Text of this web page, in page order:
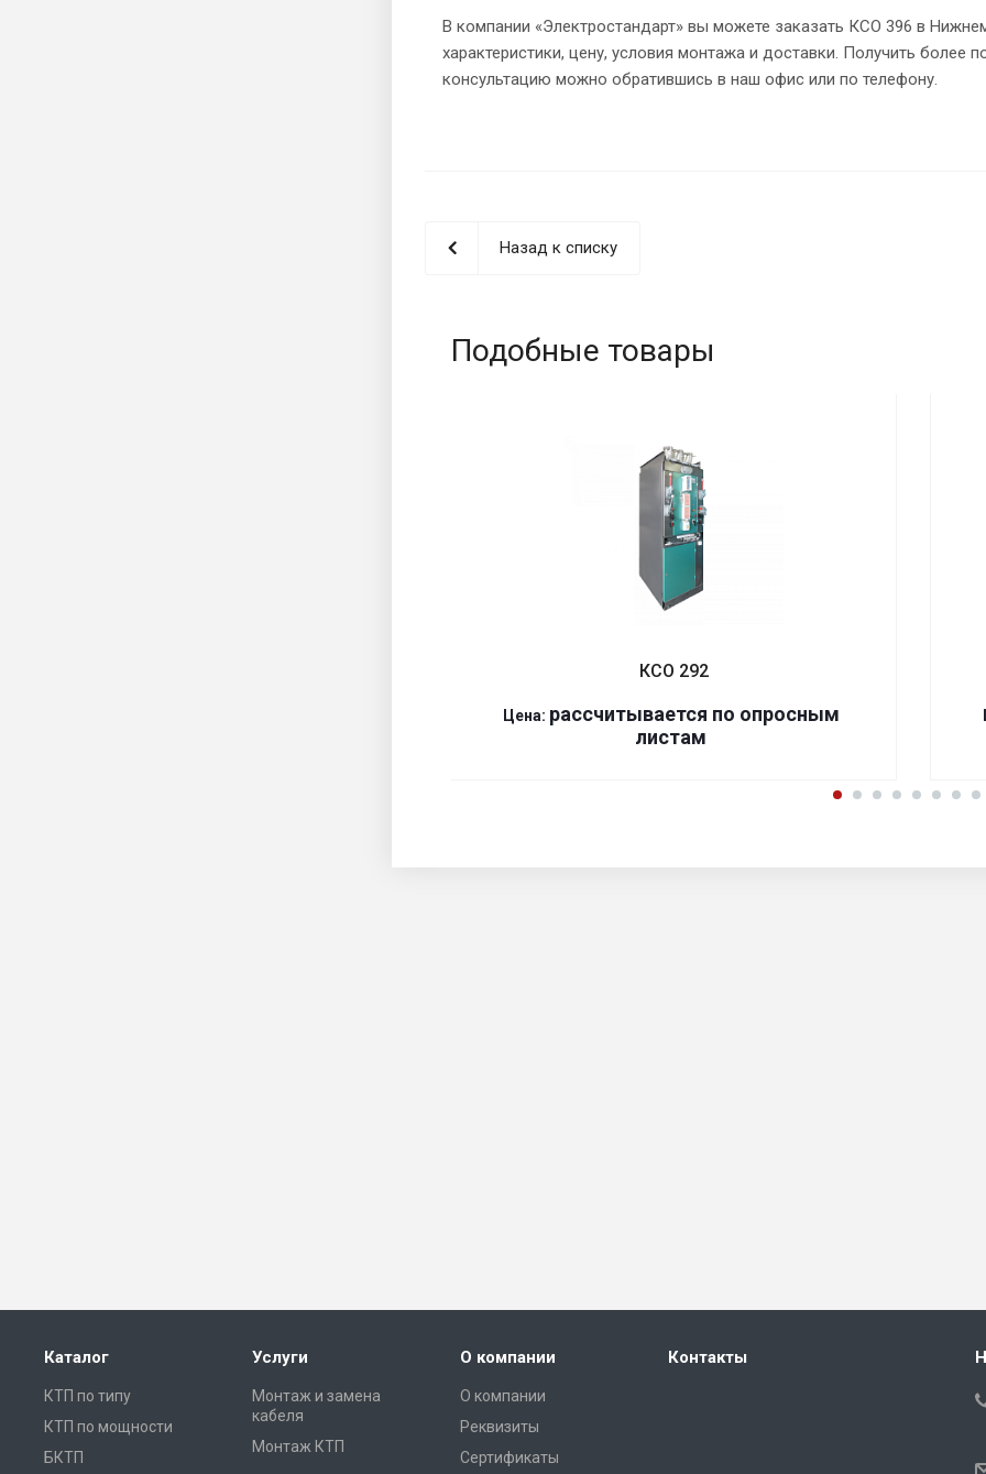
В компании «Электростандарт» вы можете заказать КСО 396 в
характеристики, цену, условия монтажа и доставки. Получить
консультацию можно обратившись в наш офис или по телефону.
Назад к списку
Подобные товары
КСО 292
Цена: рассчитывается по опросным
листам
Каталог
КТП по типу
КТП по мощности
БКТП
Услуги
Монтаж и замена
кабеля
Монтаж КТП
О компании
О компании
Реквизиты
Сертификаты
Контакты